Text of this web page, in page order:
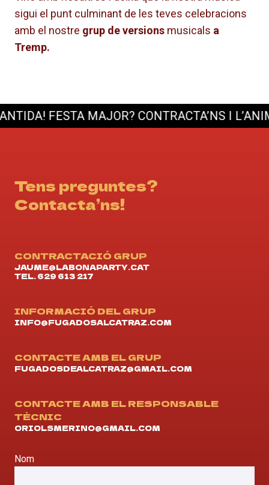
sigui el punt culminant de les teves celebracions
amb el nostre grup de versions musicals a
Tremp.
FESTA MAJOR? CONTRACTA’NS I
Tens preguntes?
Contacta’ns!
CONTRACTACIÓ GRUP
JAUME@LABONAPARTY.CAT
TEL. 629 613 217
INFORMACIÓ DEL GRUP
INFO@FUGADOSALCATRAZ.COM
CONTACTE AMB EL GRUP
FUGADOSDEALCATRAZ@GMAIL.COM
CONTACTE AMB EL RESPONSABLE
TÈCNIC
ORIOLSMERINO@GMAIL.COM
Nom